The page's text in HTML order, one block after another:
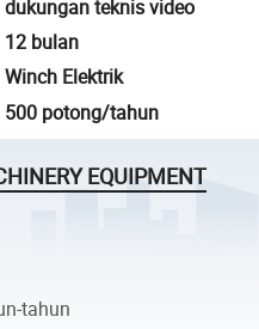
dukungan teknis video
12 bulan
Winch Elektrik
500 potong/tahun
EQUIPMENT
tahun